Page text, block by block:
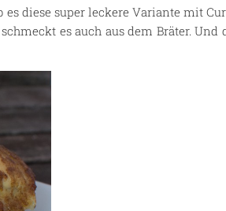
diese super leckere Variante mit
es auch aus dem Bräter.